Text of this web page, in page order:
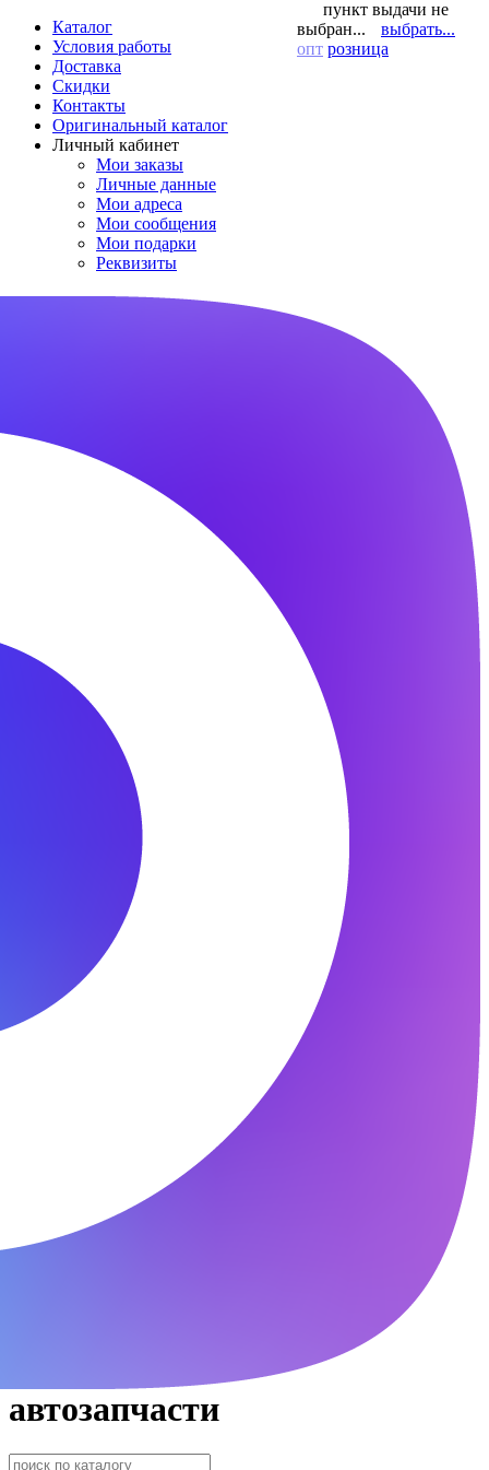
Каталог
Условия работы
Доставка
Скидки
Контакты
Оригинальный каталог
Личный кабинет
Мои заказы
Личные данные
Мои адреса
Мои сообщения
Мои подарки
Реквизиты
пункт выдачи не
выбран...
выбрать...
опт розница
автозапчасти